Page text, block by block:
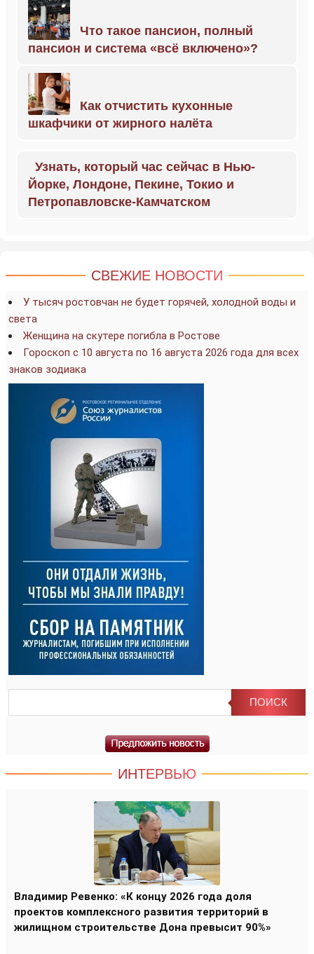
Что такое пансион, полный
пансион и система «всё включено»?
Как отчистить кухонные
шкафчики от жирного налёта
Узнать, который час сейчас в Нью-
Йорке, Лондоне, Пекине, Токио и
Петропавловске-Камчатском
СВЕЖИЕ НОВОСТИ
У тысяч ростовчан не будет горячей, холодной воды и
света
Женщина на скутере погибла в Ростове
Гороскоп с 10 августа по 16 августа 2026 года для всех
знаков зодиака
ИНТЕРВЬЮ
Владимир Ревенко: «К концу 2026 года доля
проектов комплексного развития территорий в
жилищном строительстве Дона превысит 90%»